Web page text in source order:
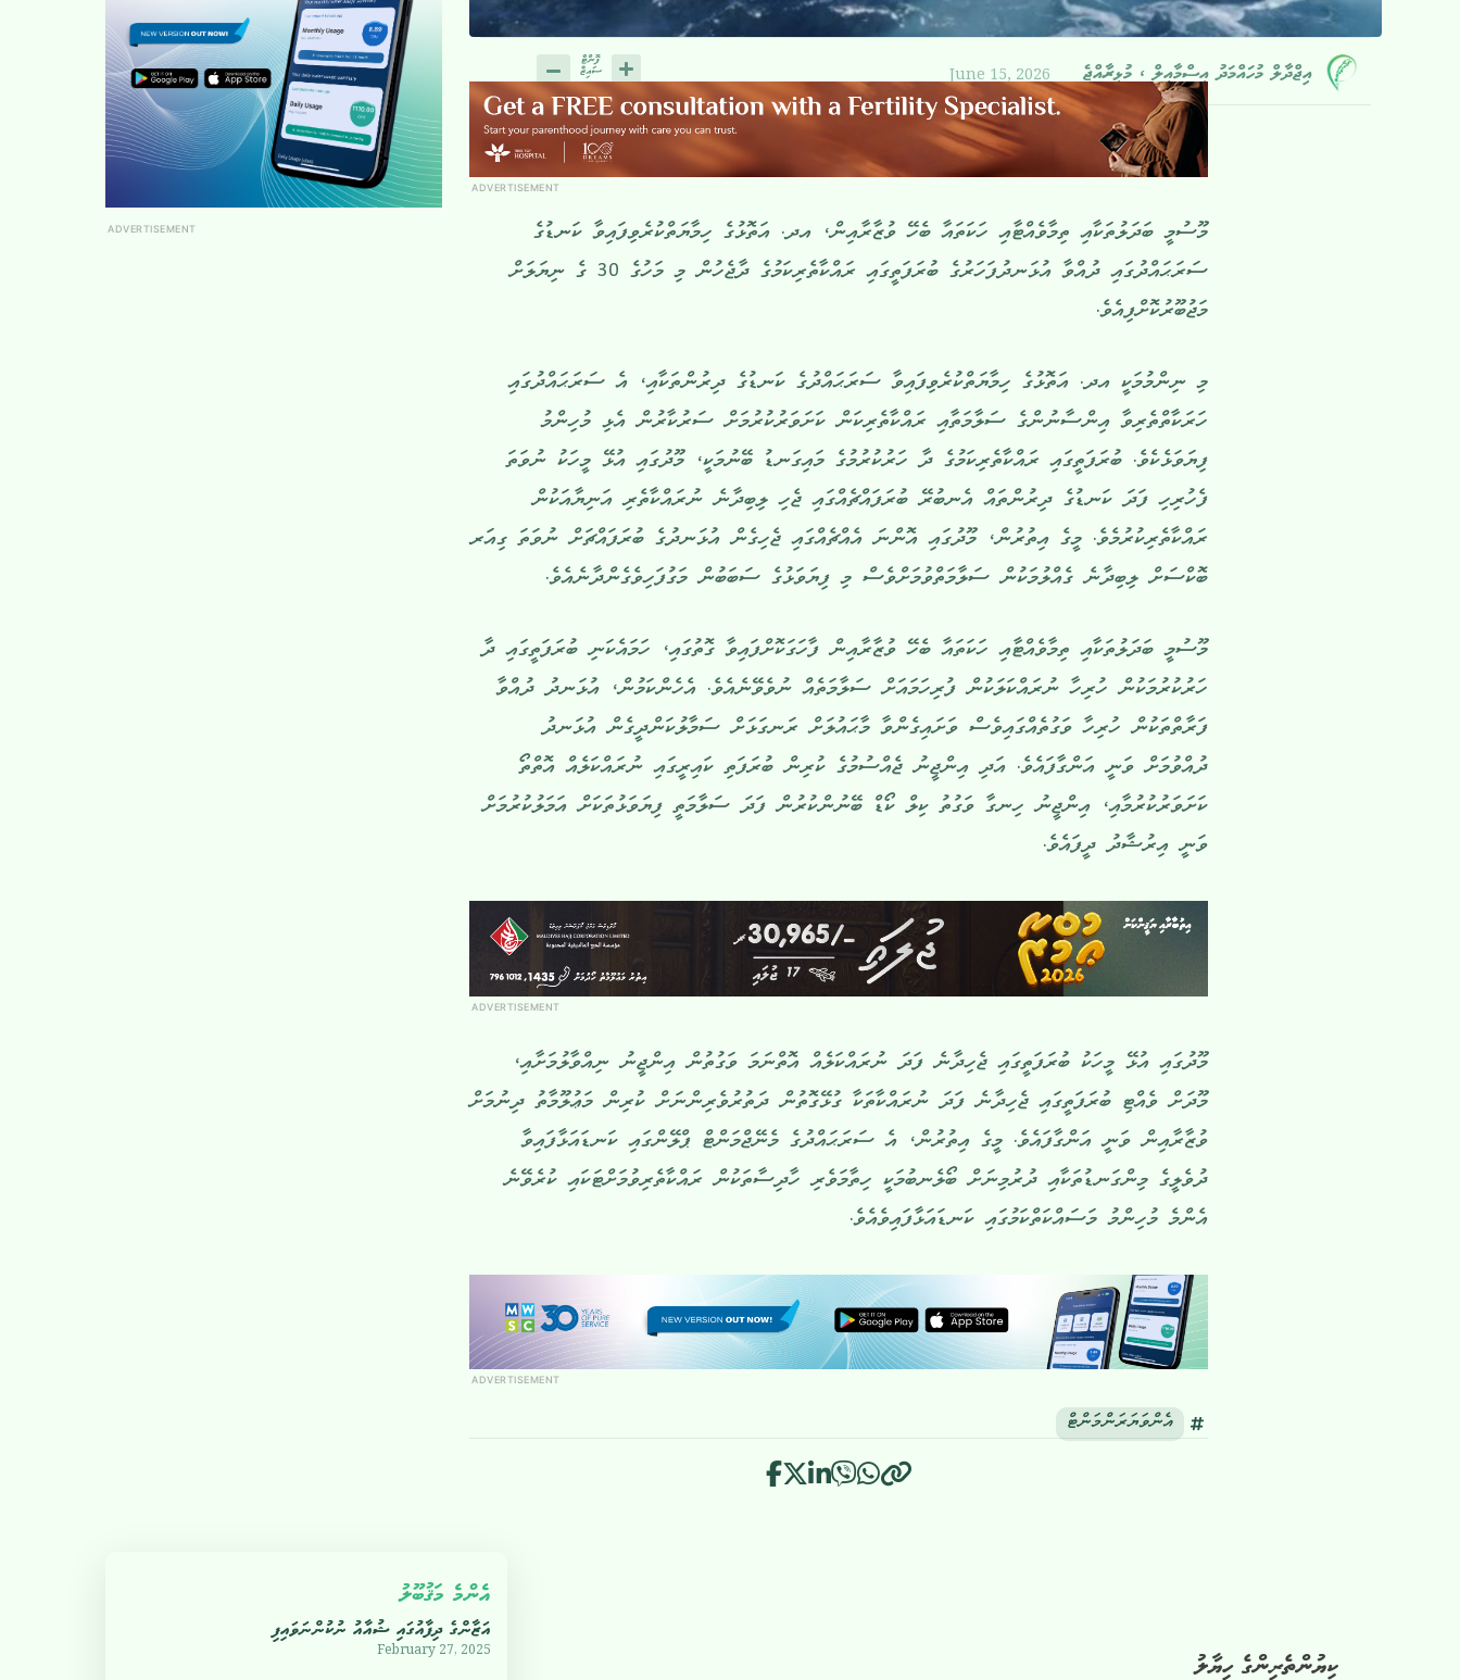
އިޖްދާލް މުހައްމަދު އިސްމާއީލް ، މުޅިރާއްޖެ June 15, 2026
ADVERTISEMENT
މޫސުމީ ބަދަލުތަކާއި ތިމާވެއްޓާއި ހަކަތައާ ބެހޭ ވުޒާރާއިން، އދ. އަތޮޅުގެ ހިމާޔަތްކުރެވިފައިވާ ކަނޑުގެ
ސަރަޙައްދުގައި ދުއްވާ އުޅަނދުފަހަރުގެ ބުރަފަތީގައި ރައްކާތެރިކަމުގެ ދާޖެހުން މި މަހުގެ 30 ގެ ނިޔަލަށް
މަޖުބޫރުކޮށްފިއެވެ.
މި ނިންމުމަކީ އދ. އަތޮޅުގެ ހިމާޔަތްކުރެވިފައިވާ ސަރަޙައްދުގެ ކަނޑުގެ ދިރުންތަކާއި، އެ ސަރަޙައްދުގައި
ހަރަކާތްތެރިވާ އިންސާނުންގެ ސަލާމަތާއި ރައްކާތެރިކަން ކަށަވަރުކުރުމަށް ސަރުކާރުން އެޅި މުހިންމު
ފިޔަވަޅެކެވެ. ބުރަފަތީގައި ރައްކާތެރިކަމުގެ ދާ ހަރުކުރުމުގެ މައިގަނޑު ބޭނުމަކީ، މޫދުގައި އުޅޭ މީހަކު ނުވަތަ
ފެހުރިހި ފަދަ ކަނޑުގެ ދިރުންތައް އެނބުރޭ ބުރަފައްޗެއްގައި ޖެހި ލިބިދާނެ ނުރައްކާތެރި އަނިޔާއަކުން
ރައްކާތެރިކުރުމެވެ. މީގެ އިތުރުން، މޫދުގައި އޮންނަ އެއްޗެއްގައި ޖެހިގެން އުޅަނދުގެ ބުރަފައްޗަށް ނުވަތަ ގިއަރ
ބޮކްސަށް ލިބިދާނެ ގެއްލުމަކުން ސަލާމަތްވުމަށްވެސް މި ފިޔަވަޅުގެ ސަބަބުން މަގުފަހިވެގެންދާނެއެވެ.
މޫސުމީ ބަދަލުތަކާއި ތިމާވެއްޓާއި ހަކަތައާ ބެހޭ ވުޒާރާއިން ފާހަގަކޮށްފައިވާ ގޮތުގައި، ހަމައެކަނި ބުރަފަތީގައި ދާ
ހަރުކުރުމަކުން ހުރިހާ ނުރައްކަލަކުން ފުރިހަމައަށް ސަލާމަތެއް ނުވެވޭނެއެވެ. އެހެންކަމުން، އުޅަނދު ދުއްވާ
ފަރާތްތަކުން ހުރިހާ ވަގުތެއްގައިވެސް ވަށައިގެންވާ މާޙައުލަށް ރަނގަޅަށް ސަމާލުކަންދީގެން އުޅަނދު
ދުއްވުމަށް ވަނީ އަންގާފައެވެ. އަދި އިންޖީނު ޖެއްސުމުގެ ކުރިން ބުރަފަތި ކައިރީގައި ނުރައްކަލެއް އޮތްތޯ
ކަށަވަރުކުރުމާއި، އިންޖީނު ހިނގާ ވަގުތު ކިލް ކޯޑް ބޭނުންކުރުން ފަދަ ސަލާމަތީ ފިޔަވަޅުތަކަށް އަމަލުކުރުމަށް
ވަނީ އިރުޝާދު ދީފައެވެ.
ADVERTISEMENT
މޫދުގައި އުޅޭ މީހަކު ބުރަފަތީގައި ޖެހިދާނެ ފަދަ ނުރައްކަލެއް އޮތްނަމަ ވަގުތުން އިންޖީނު ނިއްވާލުމަށާއި،
މޫދަށް ވެއްޓި ބުރަފަތީގައި ޖެހިދާނެ ފަދަ ނުރައްކާތަކާ ގުޅޭގޮތުން ދަތުރުވެރިންނަށް ކުރިން މަޢުލޫމާތު ދިނުމަށް
ވުޒާރާއިން ވަނީ އަންގާފައެވެ. މީގެ އިތުރުން، އެ ސަރަޙައްދުގެ މެނޭޖްމަންޓް ޕްލޭންގައި ކަނޑައަޅާފައިވާ
ދުވެލީގެ މިންގަނޑުތަކާއި ދުރުމިނަށް ބޯލެނބުމަކީ ހިތާމަވެރި ހާދިސާތަކުން ރައްކާތެރިވުމަށްޓަކައި ކުރެވޭނެ
އެންމެ މުހިންމު މަސައްކަތްކަމުގައި ކަނޑައަޅާފައިވެއެވެ.
ADVERTISEMENT
އެންވަޔަރަންމަންޓް
ADVERTISEMENT
ކިޔުންތެރިންގެ ހިޔާލު
އެންމެ މަޤުބޫލު
އަޒާންގެ ދިފާއުގައި ޝުއާއު ނުކުންނަވައިފި
February 27, 2025